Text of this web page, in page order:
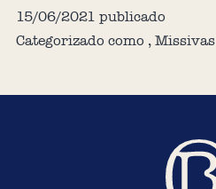
15/06/2021 publicado
Categorizado como , Missivas